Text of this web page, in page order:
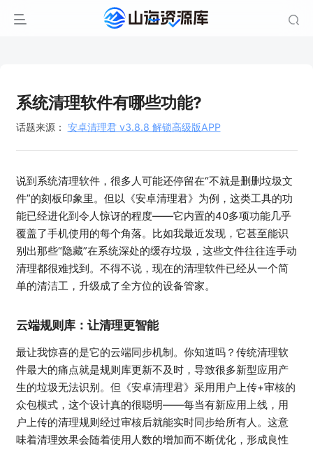
系统清理软件有哪些功能?
话题来源： 安卓清理君 v3.8.8 解锁高级版APP
说到系统清理软件，很多人可能还停留在“不就是删删垃圾文
件”的刻板印象里。但以《安卓清理君》为例，这类工具的功
能已经进化到令人惊讶的程度——它内置的40多项功能几乎
覆盖了手机使用的每个角落。比如我最近发现，它甚至能识
别出那些“隐藏”在系统深处的缓存垃圾，这些文件往往连手动
清理都很难找到。不得不说，现在的清理软件已经从一个简
单的清洁工，升级成了全方位的设备管家。
云端规则库：让清理更智能
最让我惊喜的是它的云端同步机制。你知道吗？传统清理软
件最大的痛点就是规则库更新不及时，导致很多新型应用产
生的垃圾无法识别。但《安卓清理君》采用用户上传+审核的
众包模式，这个设计真的很聪明——每当有新应用上线，用
户上传的清理规则经过审核后就能实时同步给所有人。这意
味着清理效果会随着使用人数的增加而不断优化，形成良性